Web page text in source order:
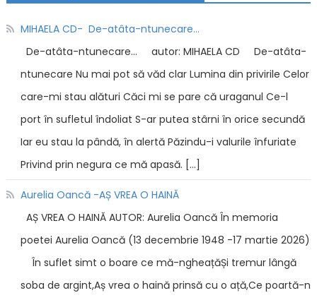
MIHAELA CD- De-atâta-ntunecare…
De-atâta-ntunecare… autor: MIHAELA CD De-atâta-
ntunecare Nu mai pot să văd clar Lumina din privirile Celor
care-mi stau alături Căci mi se pare că uraganul Ce-l
port în sufletul îndoliat S-ar putea stârni în orice secundă
Iar eu stau la pândă, în alertă Păzindu-i valurile înfuriate
Privind prin negura ce mă apasă. […]
Aurelia Oancă -AȘ VREA O HAINĂ
AȘ VREA O HAINĂ AUTOR: Aurelia Oancă În memoria
poetei Aurelia Oancă (13 decembrie 1948 -17 martie 2026)
În suflet simt o boare ce mă-ngheațăȘi tremur lângă
soba de argint,Aș vrea o haină prinsă cu o ață,Ce poartă-n